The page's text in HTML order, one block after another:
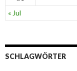
« Jul
SCHLAGWÖRTER